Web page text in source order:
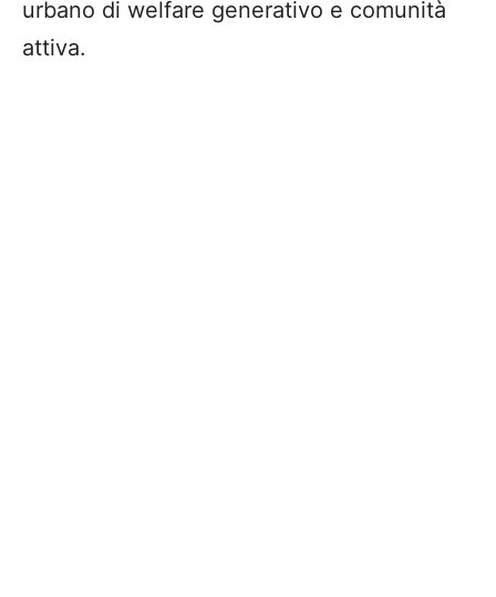
urbano di welfare generativo e comunità
attiva.